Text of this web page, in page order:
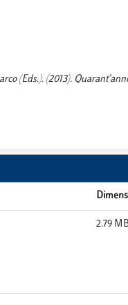
(Eds.). (2013).
2.79